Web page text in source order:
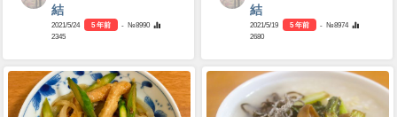
結
2021/5/24 5 年前
- №8990
2345
結
2021/5/19 5 年前
- №8974
2680